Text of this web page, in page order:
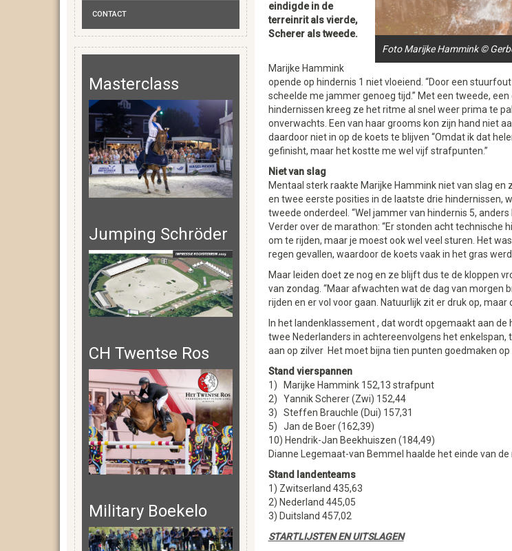
CONTACT
Masterclass
Jumping Schröder
CH Twentse Ros
Military Boekelo
Foto Marijke Hammink ©
eindigde in de
terreinrit als vierde,
Scherer als tweede.
Marijke Hammink
opende op hindernis 1 niet vloeiend. “Door een
scheelde me jammer genoeg tijd.” Met een tweede,
hindernissen kreeg ze het ritme al snel weer prima te
onverwachts. Een van haar grooms kon zijn hand niet
daardoor niet in op de koets te blijven “Omdat ik dat
gefinisht, maar het kostte me wel vijf strafpunten.”
Niet van slag
Mentaal sterk raakte Marijke Hammink niet van slag
en twee eerste posities in de laatste drie hindernissen,
tweede onderdeel. “Wel jammer van hindernis 5,
Verder over de marathon: “Er stonden acht technische
om te rijden, maar je moest ook wel veel sturen. Het
regen gevallen, waardoor de koets vaak in het gras werd
Maar leiden doet ze nog en ze blijft dus te de kloppen
van zondag. “Maar afwachten wat de dag van morgen
rijden en er vol voor gaan. Natuurlijk zit er druk op, maar
In het landenklassement , dat wordt opgemaakt aan de
twee Nederlanders in achtereenvolgens het enkelspan,
aan op zilver Het moet bijna tien punten goedmaken
Stand vierspannen
1) Marijke Hammink 152,13 strafpunt
2) Yannik Scherer (Zwi) 152,44
3) Steffen Brauchle (Dui) 157,31
5) Jan de Boer (162,39)
10) Hendrik-Jan Beekhuiszen (184,49)
Dianne Legemaat-van Bemmel haalde het einde van
Stand landenteams
1) Zwitserland 435,63
2) Nederland 445,05
3) Duitsland 457,02
STARTLIJSTEN EN UITSLAGEN